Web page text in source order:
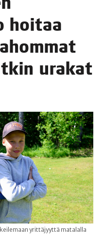
hoi­taa
urakat
yrittäjyyttä matalalla